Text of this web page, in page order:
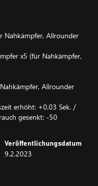
Nahkämpfer, Allrounder
x5 (für Nahkämpfer,
Allrounder
erhöht: +0,03 Sek. /
gesenkt: -50
Veröffentlichungsdatum
9.2.2023